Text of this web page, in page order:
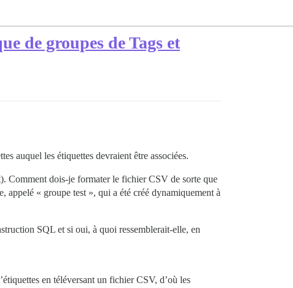
de groupes de Tags et
auquel les étiquettes devraient être associées.
Comment dois-je formater le fichier CSV de sorte que
appelé « groupe test », qui a été créé dynamiquement à
SQL et si oui, à quoi ressemblerait-elle, en
en téléversant un fichier CSV, d’où les